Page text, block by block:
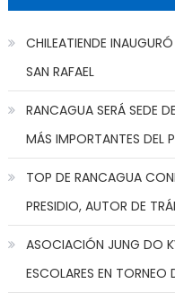
CHILEATIENDE
SAN RAFAEL
RANCAGUA SERÁ SEDE
MÁS IMPORTANTES DEL
TOP DE RANCAGUA
PRESIDIO, AUTOR DE
ASOCIACIÓN JUNG DO
ESCOLARES EN